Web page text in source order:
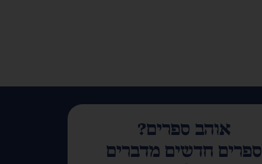
אוהב ספרים?
ספרים חדשים מדברים